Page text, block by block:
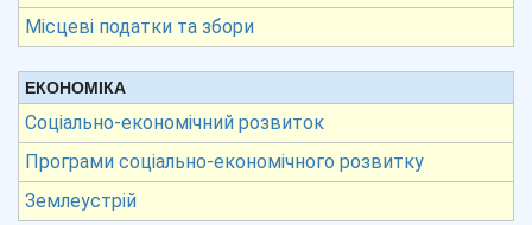
Місцеві податки та збори
ЕКОНОМІКА
Соціально-економічний розвиток
Програми соціально-економічного розвитку
Землеустрій